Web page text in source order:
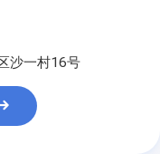
沙一村16号